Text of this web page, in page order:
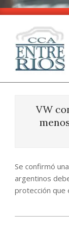
Skip
content
CCA
EntreVW
Se confirmó
argentinos
protección que